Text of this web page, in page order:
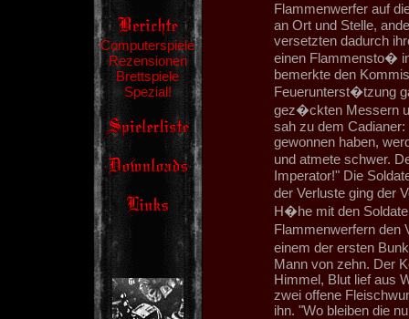
Computerspiele
Rezensionen
Brettspiele
Spezial!
Flammenwerfer auf
an Ort und Stelle,
versetzten dadurch
einen Flammensto�
bemerkte den
Feuerunterst�tzung
gez�ckten Messern
sah zu dem
gewonnen haben,
und atmete schwer.
Imperator!" Die
der Verluste ging der
H�he mit den
Flammenwerfern den
einem der ersten
Mann von zehn. Der
Himmel, Blut lief aus
zwei offene
ihn. "Wo bleiben die